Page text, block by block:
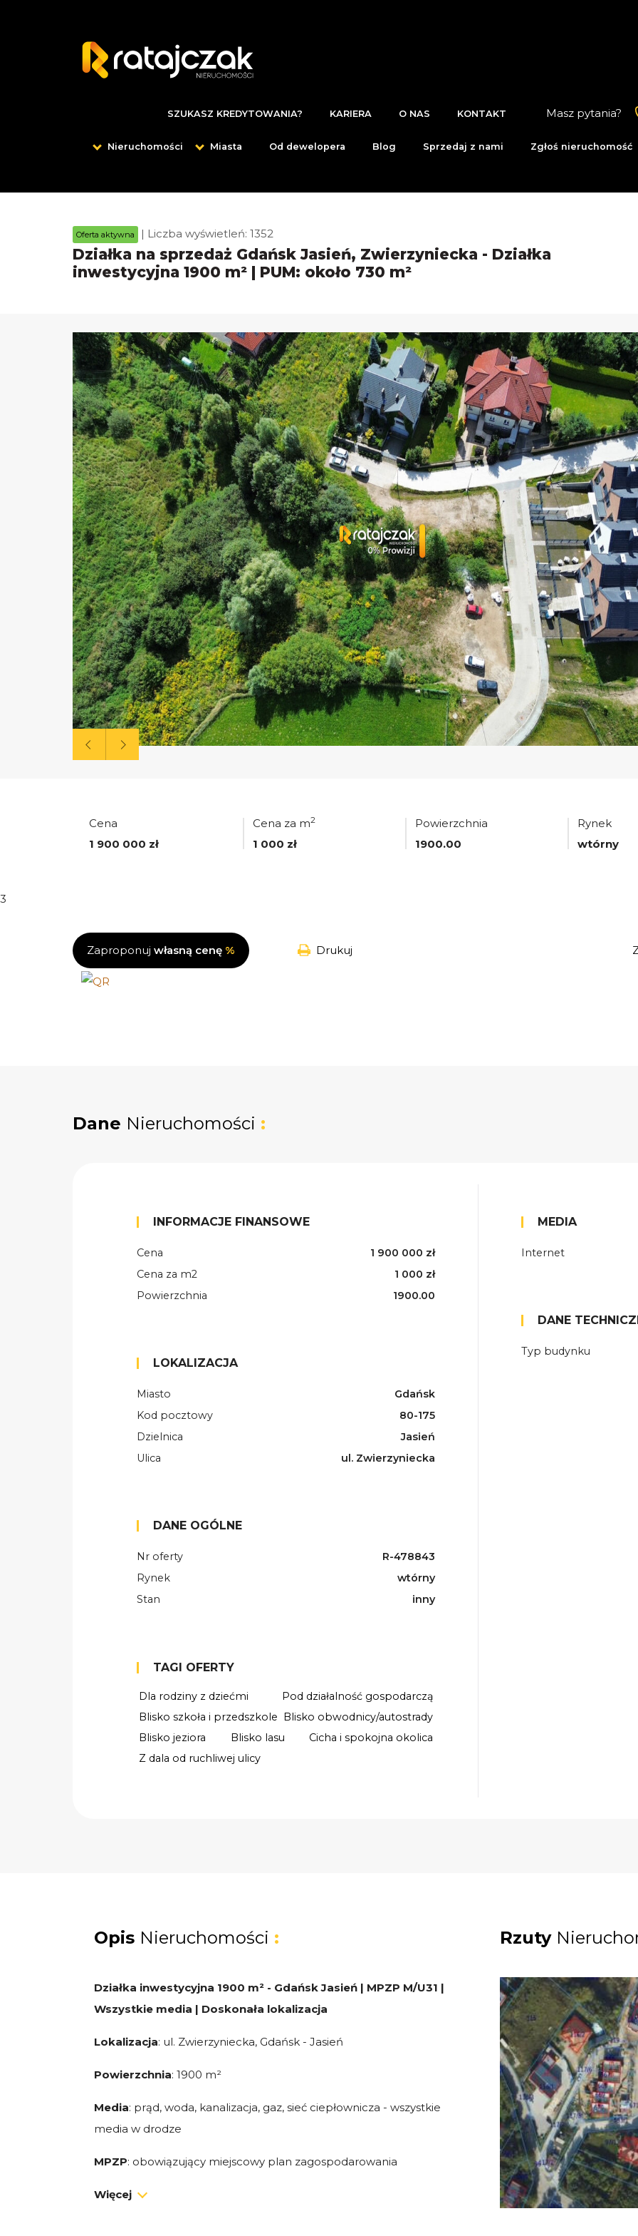
Masz pytania?
SZUKASZ KREDYTOWANIA? KARIERA O NAS KONTAKT
Nieruchomości Miasta Od dewelopera Blog Sprzedaj z nami Zgłoś nieruchomość
Oferta aktywna | Liczba wyświetleń: 1352
Działka na sprzedaż Gdańsk Jasień, Zwierzyniecka - Działka
inwestycyjna 1900 m² | PUM: około 730 m²
Cena
1 900 000 zł
Cena za m2
1 000 zł
Powierzchnia
1900.00
Rynek
wtórny
3
Zaproponuj własną cenę % Drukuj
Dane Nieruchomości :
INFORMACJE FINANSOWE
Cena
1 900 000 zł
Cena za m2
1 000 zł
Powierzchnia
1900.00
LOKALIZACJA
Miasto
Gdańsk
Kod pocztowy
80-175
Dzielnica
Jasień
Ulica
ul. Zwierzyniecka
DANE OGÓLNE
Nr oferty
R-478843
Rynek
wtórny
Stan
inny
TAGI OFERTY
Dla rodziny z dziećmi
Pod działalność gospodarczą
Blisko szkoła i przedszkole Blisko obwodnicy/autostrady
Blisko jeziora
Blisko lasu
Cicha i spokojna okolica
Z dala od ruchliwej ulicy
MEDIA
Internet
DANE
Typ budynku
Opis Nieruchomości :
Działka inwestycyjna 1900 m² - Gdańsk Jasień | MPZP M/U31 |
Wszystkie media | Doskonała lokalizacja
Lokalizacja: ul. Zwierzyniecka, Gdańsk - Jasień
Powierzchnia: 1900 m²
Media: prąd, woda, kanalizacja, gaz, sieć ciepłownicza - wszystkie
media w drodze
MPZP: obowiązujący miejscowy plan zagospodarowania
Więcej
Rzuty